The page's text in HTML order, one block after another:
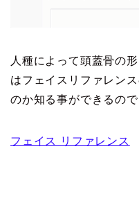
人種によって頭蓋骨の
はフェイスリファレン
のか知る事ができるので
フェイス リファレンス